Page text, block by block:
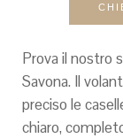
Prova il nostro
Savona. Il
preciso le
chiaro,